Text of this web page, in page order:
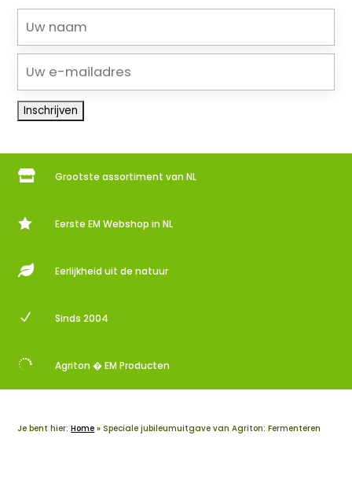
 Grootste assortiment van NL
 Eerste EM Webshop in NL
 Eerlijkheid uit de natuur
N Sinds 2004
 Agriton � EM Producten
Je bent hier:Home » Speciale jubileumuitgave van Agriton: Fermenteren